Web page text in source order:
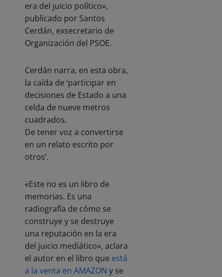
era del juicio político»,
publicado por Santos
Cerdán, exsecretario de
Organización del PSOE.
Cerdán narra, en esta obra,
la caída de ‘participar en
decisiones de Estado a una
celda de nueve metros
cuadrados.
De tener voz a convertirse
en un relato escrito por
otros’.
«Este no es un libro de
memorias. Es una
radiografía de cómo se
construye y se destruye
una reputación en la era
del juicio mediático», aclara
el autor en el libro que está
a la venta en AMAZON y se